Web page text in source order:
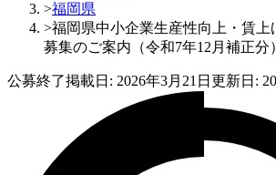
>福岡県
>福岡県中小企業生産性向上・賃上
募集のご案内（令和7年12月補正分）
公募終了掲載日: 2026年3月21日 更新日: